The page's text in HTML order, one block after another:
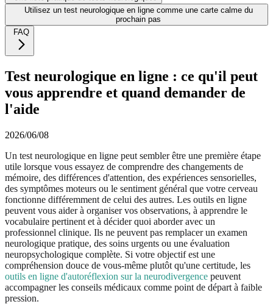
Utilisez un test neurologique en ligne comme une carte calme du
prochain pas
FAQ
Test neurologique en ligne : ce qu'il peut
vous apprendre et quand demander de
l'aide
2026/06/08
Un test neurologique en ligne peut sembler être une première étape
utile lorsque vous essayez de comprendre des changements de
mémoire, des différences d'attention, des expériences sensorielles,
des symptômes moteurs ou le sentiment général que votre cerveau
fonctionne différemment de celui des autres. Les outils en ligne
peuvent vous aider à organiser vos observations, à apprendre le
vocabulaire pertinent et à décider quoi aborder avec un
professionnel clinique. Ils ne peuvent pas remplacer un examen
neurologique pratique, des soins urgents ou une évaluation
neuropsychologique complète. Si votre objectif est une
compréhension douce de vous-même plutôt qu'une certitude, les
outils en ligne d'autoréflexion sur la neurodivergence peuvent
accompagner les conseils médicaux comme point de départ à faible
pression.